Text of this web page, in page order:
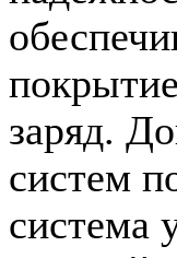
заряд.
систем
система